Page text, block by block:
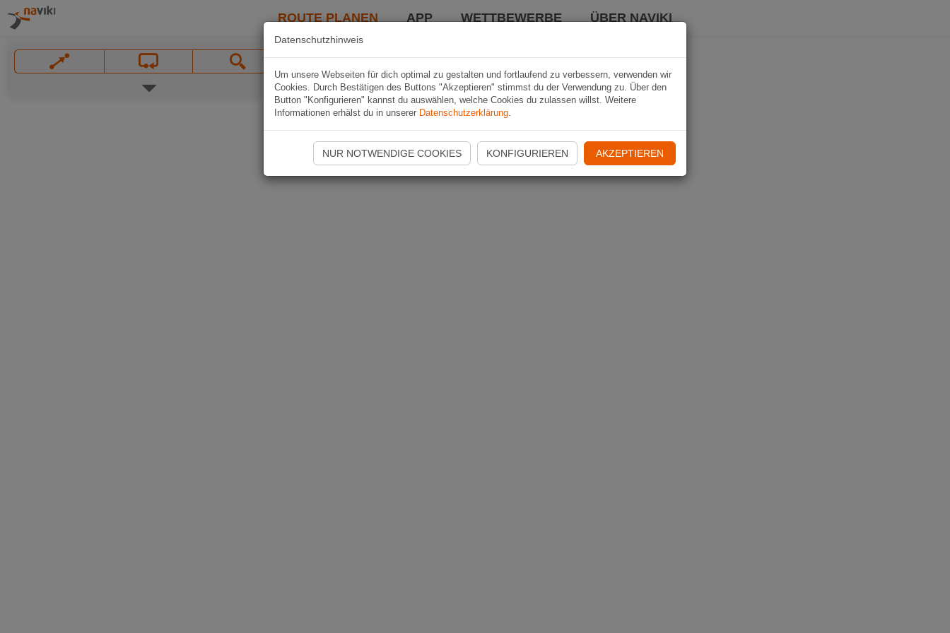
ROUTE PLANEN APP WETTBEWERBE ÜBER NAVIKI
Datenschutzhinweis
Um unsere Webseiten für dich optimal zu gestalten und fortlaufend zu verbessern, verwenden wir
Cookies. Durch Bestätigen des Buttons "Akzeptieren" stimmst du der Verwendung zu. Über den
Button "Konfigurieren" kannst du auswählen, welche Cookies du zulassen willst. Weitere
Informationen erhälst du in unserer Datenschutzerklärung.
NUR NOTWENDIGE COOKIES KONFIGURIEREN AKZEPTIEREN